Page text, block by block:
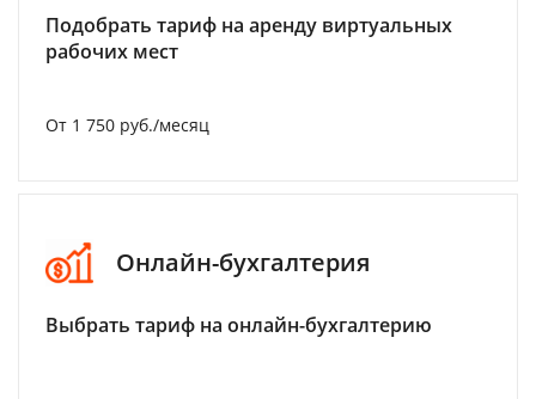
Подобрать тариф на аренду виртуальных
рабочих мест
От 1 750 руб./месяц
Онлайн-бухгалтерия
Выбрать тариф на онлайн-бухгалтерию